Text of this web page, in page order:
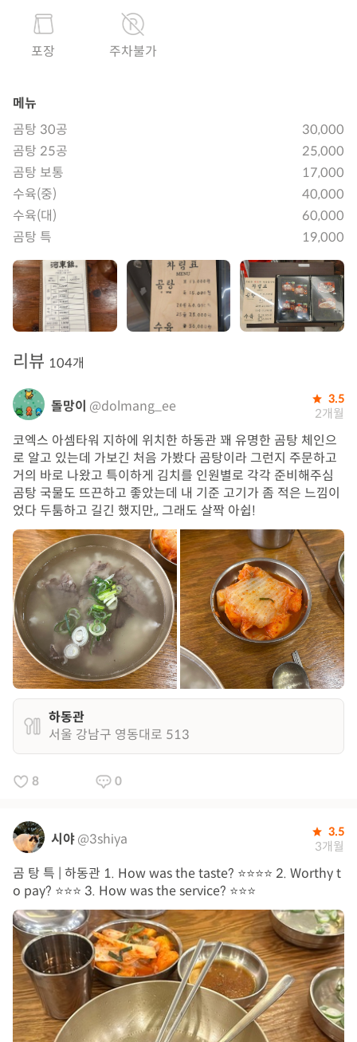
포장 주차불가
메뉴
곰탕 30공
30,000
곰탕 25공
25,000
곰탕 보통
17,000
수육(중)
40,000
수육(대)
60,000
곰탕 특
19,000
리뷰 104개
돌망이 @dolmang_ee 3.5
2개월
코엑스 아셈타워 지하에 위치한 하동관 꽤 유명한 곰탕 체인으
로 알고 있는데 가보긴 처음 가봤다 곰탕이라 그런지 주문하고
거의 바로 나왔고 특이하게 김치를 인원별로 각각 준비해주심
곰탕 국물도 뜨끈하고 좋았는데 내 기준 고기가 좀 적은 느낌이
었다 두툼하고 길긴 했지만,, 그래도 살짝 아쉽!
하동관
서울 강남구 영동대로 513
8 0
시야@3shiya 3.5
3개월
곰 탕 특 | 하동관 1. How was the taste? ⭐️⭐️⭐️⭐️ 2. Worthy t
o pay? ⭐️⭐️⭐️ 3. How was the service? ⭐️⭐️⭐️